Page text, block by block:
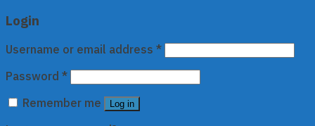
Login
Username or email address *
Password *
Remember me
Log in